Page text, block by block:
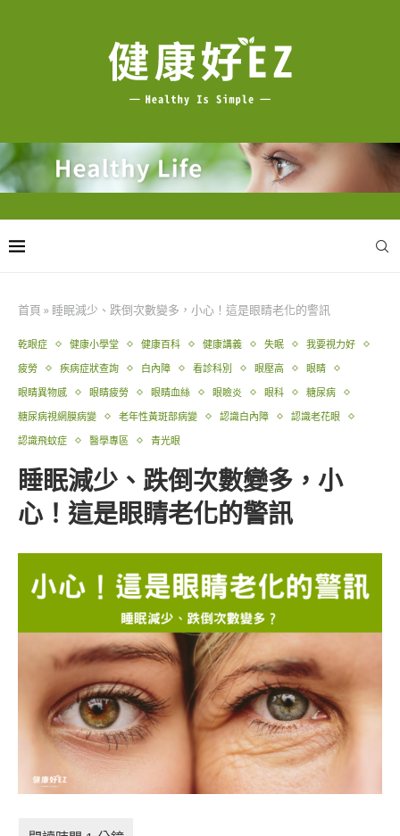
首頁 » 睡眠減少、跌倒次數變多，小心！這是眼睛老化的警訊
乾眼症 健康小學堂 健康百科 健康講義 失眠
我要視力好
疲勞
疾病症狀查詢 白內障 看診科別 眼壓高
眼睛
眼睛異物感
眼睛疲勞 眼睛血絲 眼瞼炎 眼科
糖尿病
糖尿病視網膜病變
老年性黃斑部病變 認識白內障
認識老花眼
認識飛蚊症
醫學專區 青光眼
睡眠減少、跌倒次數變多，小
心！這是眼睛老化的警訊